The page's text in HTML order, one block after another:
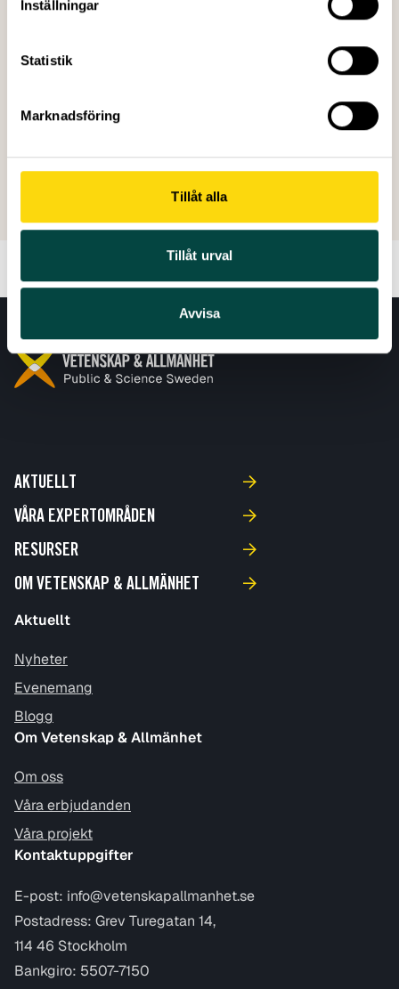
Inställningar
Statistik
Marknadsföring
Tillåt alla
Tillåt urval
Avvisa
och Lotta Waesterberg Tomasson, VA
Antal sidor:
Skapad: 04 april 2023
Senast ändrad: 07 juli 2026
AKTUELLT
VÅRA EXPERTOMRÅDEN
RESURSER
OM VETENSKAP & ALLMÄNHET
Aktuellt
Nyheter
Evenemang
Blogg
Om Vetenskap & Allmänhet
Om oss
Våra erbjudanden
Våra projekt
Kontaktuppgifter
E-post: info@vetenskapallmanhet.se
Postadress: Grev Turegatan 14,
114 46 Stockholm
Bankgiro: 5507-7150